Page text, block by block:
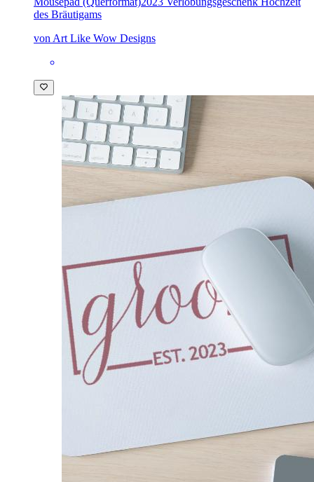
des Bräutigams
von Art Like Wow Designs